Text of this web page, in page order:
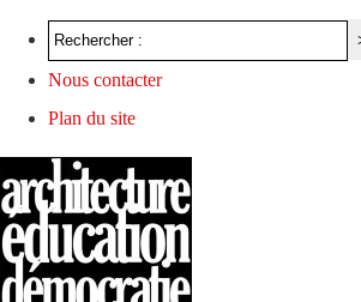
Nous contacter
Plan du site